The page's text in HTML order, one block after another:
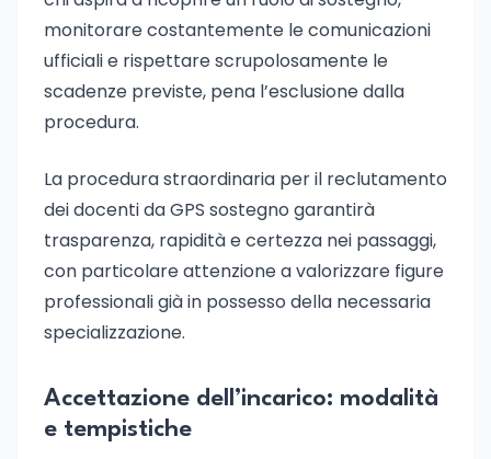
monitorare costantemente le comunicazioni
ufficiali e rispettare scrupolosamente le
scadenze previste, pena l’esclusione dalla
procedura.
La procedura straordinaria per il reclutamento
dei docenti da GPS sostegno garantirà
trasparenza, rapidità e certezza nei passaggi,
con particolare attenzione a valorizzare figure
professionali già in possesso della necessaria
specializzazione.
Accettazione dell’incarico: modalità
e tempistiche